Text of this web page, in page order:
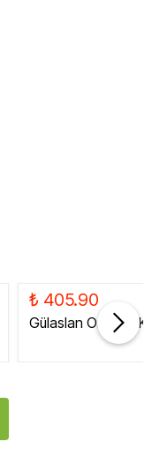
₺ 405.90
Gülaslan Organik